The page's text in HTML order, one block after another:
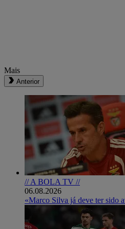
Mais
Anterior
// A BOLA TV //
06.08.2026
«Marco Silva já deve ter sido